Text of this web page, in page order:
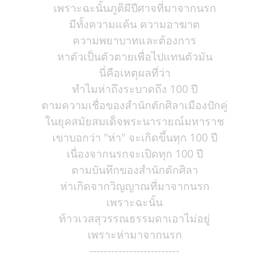
เพราะฉะนั้นภูติผีปีศาจที่มาจากนรก
มีทั้งความแค้น ความอาฆาต
ความพยาบาทและต้องการ
หาตัวเป็นตัวตายเพื่อไปแทนตัวมัน
นี่คือเหตุผลที่ว่า
ทำไมห่าถึงระบาดถึง 100 ปี
ตามความเชื่อของสำนักตักศิลาเมืองปักคู่
ในยุคสมัยสมเด็จพระนารายณ์มหาราช
เขาบอกว่า "ห่า" จะเกิดขึ้นทุก 100 ปี
เนื่องจากนรกจะเปิดทุก 100 ปี
ตามบันทึกของสำนักตักศิลา
ห่าเกิดจากวิญญาณที่มาจากนรก
เพราะฉะนั้น
ท้าวเวสสุวรรณธรรมดาเอาไม่อยู่
เพราะห่ามาจากนรก
-------------------------